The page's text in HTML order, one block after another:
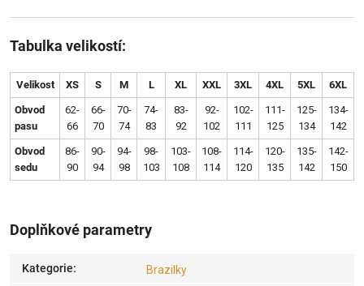
Tabulka velikostí:
Velikost XS S M L XL XXL 3XL 4XL 5XL 6XL
Obvod
pasu
62-
66
66-
70
70-
74
74-
83
83-
92
92-
102
102-
111
111-
125
125-
134
134-
142
Obvod
sedu
86-
90
90-
94
94-
98
98-
103
103-
108
108-
114
114-
120
120-
135
135-
142
142-
150
Doplňkové parametry
Kategorie: Brazilky